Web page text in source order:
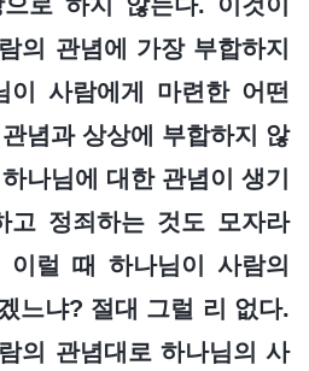
의 관념에 가장 부합하지
이 사람에게 마련한 어떤
념과 상상에 부합하지 않
나님에 대한 관념이 생기
고 정죄하는 것도 모자라
이럴 때 하나님이 사람의
느냐? 절대 그럴 리 없다.
의 관념대로 하나님의 사